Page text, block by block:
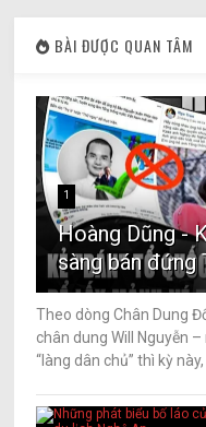
BÀI ĐƯỢC QUAN TÂM
1
Hoàng Dũng -
sàng bán đứng
Theo dòng Chân Dung
chân dung Will Nguyễn
“làng dân chủ” thì kỳ này,